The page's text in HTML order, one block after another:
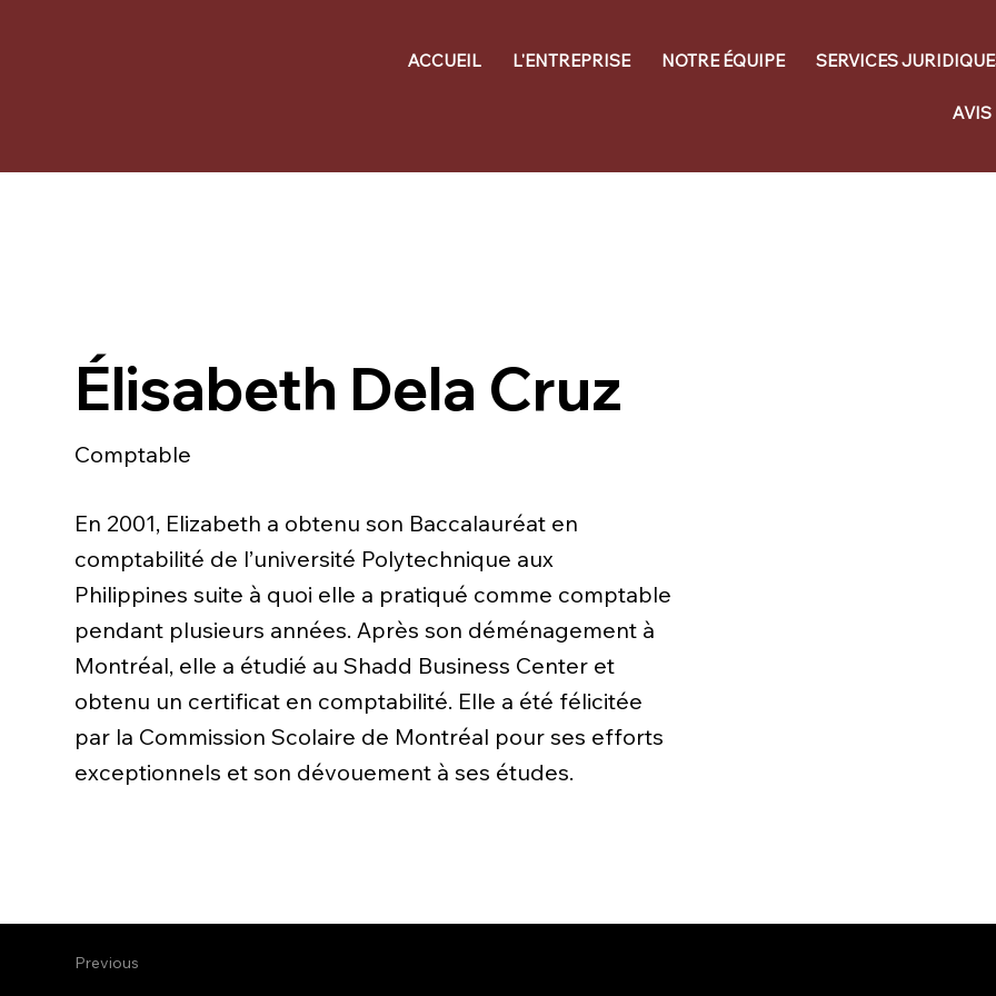
ACCUEIL L'ENTREPRISE NOTRE ÉQUIPE SERVICES
AVIS
Élisabeth Dela Cruz
Comptable
En 2001, Elizabeth a obtenu son Baccalauréat en
comptabilité de l’université Polytechnique aux
Philippines suite à quoi elle a pratiqué comme comptable
pendant plusieurs années. Après son déménagement à
Montréal, elle a étudié au Shadd Business Center et
obtenu un certificat en comptabilité. Elle a été félicitée
par la Commission Scolaire de Montréal pour ses efforts
exceptionnels et son dévouement à ses études.
Previous